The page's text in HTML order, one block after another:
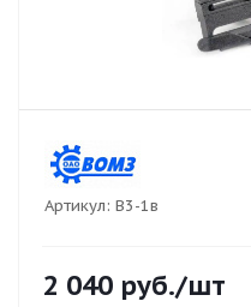
Артикул: В3-1в
2 040 руб./шт